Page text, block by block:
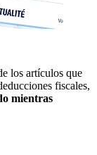
los artículos que
fiscales,
mientras